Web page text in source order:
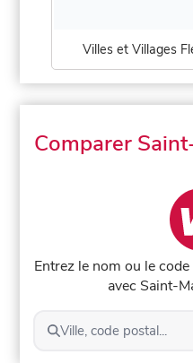
Villes et Villages
Comparer
Entrez le nom ou le
avec Saint-
Ville, code postal...